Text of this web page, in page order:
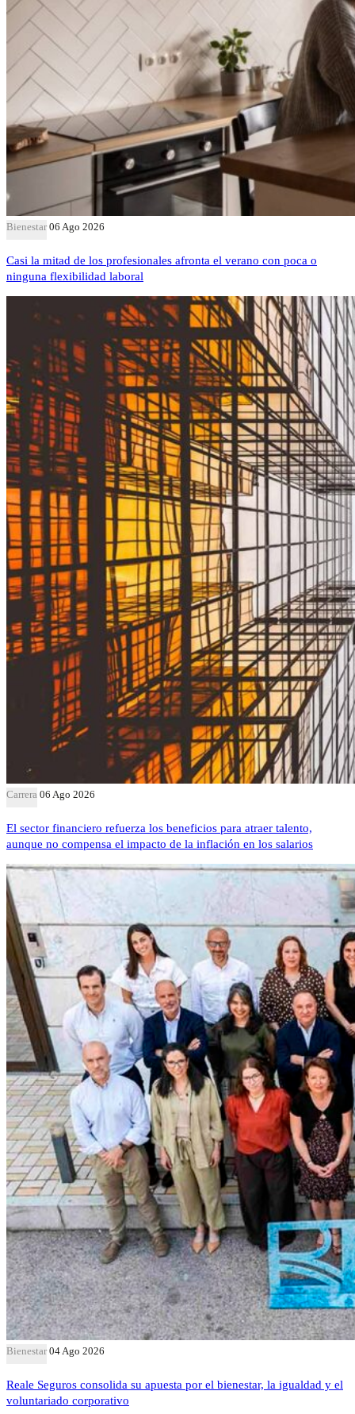
Bienestar 06 Ago 2026
Casi la mitad de los profesionales afronta el verano con poca o
ninguna flexibilidad laboral
Carrera 06 Ago 2026
El sector financiero refuerza los beneficios para atraer talento,
aunque no compensa el impacto de la inflación en los salarios
Bienestar 04 Ago 2026
Reale Seguros consolida su apuesta por el bienestar, la igualdad y el
voluntariado corporativo